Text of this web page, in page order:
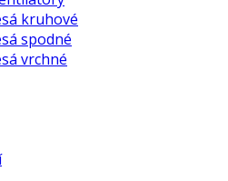
kruhové
spodné
vrchné